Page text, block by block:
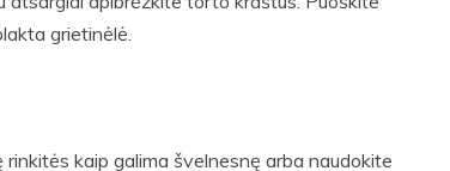
grietinėlė.
kaip galima švelnesnę arba naudokite